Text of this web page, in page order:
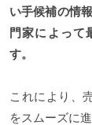
い手候補の情
門家によって
す。
これにより、
をスムーズに